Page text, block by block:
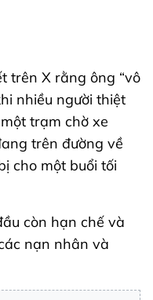
trên X rằng ông “vô
nhiều người thiệt
trạm chờ xe
trên đường về
cho một buổi tối
còn hạn chế và
nạn nhân và